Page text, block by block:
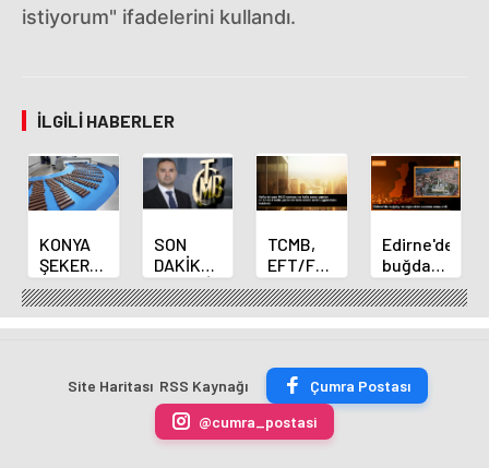
istiyorum" ifadelerini kullandı.
İLGILI HABERLER
KONYA
ŞEKER
YILLIK 7
BİN 500
TON
ÜRETİLECEK
SON
DAKİKA
HABERİ:
Yeni
Merkez
Fatih
Karahan
oldu
TCMB,
EFT/FAST
işlemleri
için
fazla
uygulamasını
kaldırdı
Edirne'de
buğday
ve arpa
ekim
sezonu
erdi
Site Haritası RSS Kaynağı
Çumra Postası
@cumra_postasi